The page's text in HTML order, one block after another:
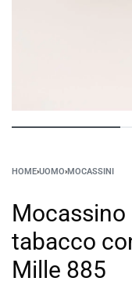
HOME›UOMO›MOCASSINI
tabacco
Mille 885